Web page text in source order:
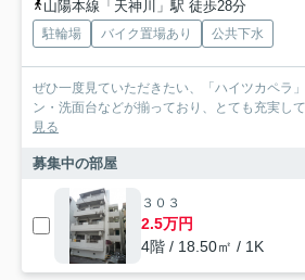
山陽本線「天神川」駅 徒歩28分
駐輪場 バイク置場あり 公共下水
ぜひ一度見ていただきたい、「ハイツカペラ
ン・洗面台などが揃っており、とても充実し
見る
募集中の部屋
３０３
2.5万円
4階 / 18.50㎡ / 1K